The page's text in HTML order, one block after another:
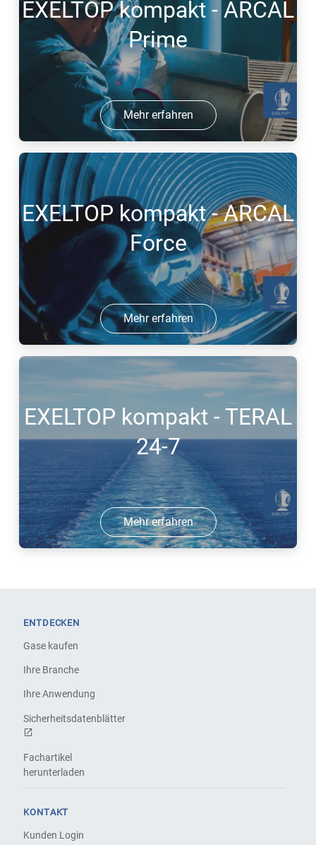
EXELTOP kompakt - ARCAL
Prime
Mehr erfahren
EXELTOP kompakt - ARCAL
Force
Mehr erfahren
EXELTOP kompakt - TERAL
24-7
Mehr erfahren
ENTDECKEN
Gase kaufen
Ihre Branche
Ihre Anwendung
Sicherheitsdatenblätter
Fachartikel
herunterladen
KONTAKT
Kunden Login